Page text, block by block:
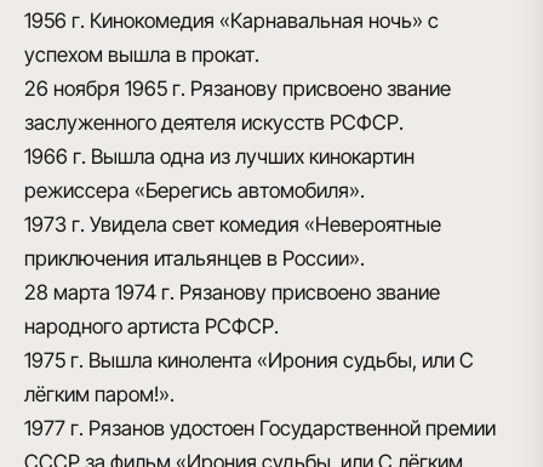
1956 г. Кинокомедия «Карнавальная ночь» с
успехом вышла в прокат.
26 ноября 1965 г. Рязанову присвоено звание
заслуженного деятеля искусств РСФСР.
1966 г. Вышла одна из лучших кинокартин
режиссера «Берегись автомобиля».
1973 г. Увидела свет комедия «Невероятные
приключения итальянцев в России».
28 марта 1974 г. Рязанову присвоено звание
народного артиста РСФСР.
1975 г. Вышла кинолента «Ирония судьбы, или С
лёгким паром!».
1977 г. Рязанов удостоен Государственной премии
СССР за фильм «Ирония судьбы, или С лёгким